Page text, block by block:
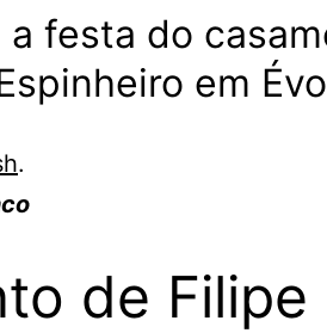
a festa do
em
.
de Filipe